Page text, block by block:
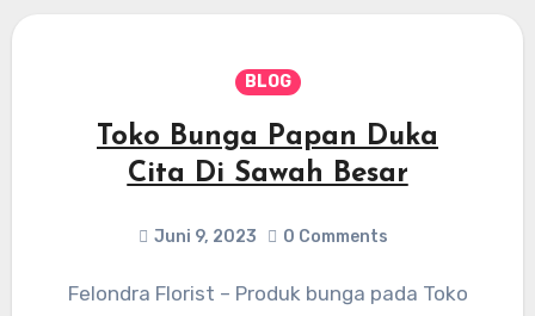
BLOG
Toko Bunga Papan Duka
Cita Di Sawah Besar
Juni 9, 2023 0 Comments
Felondra Florist – Produk bunga pada Toko